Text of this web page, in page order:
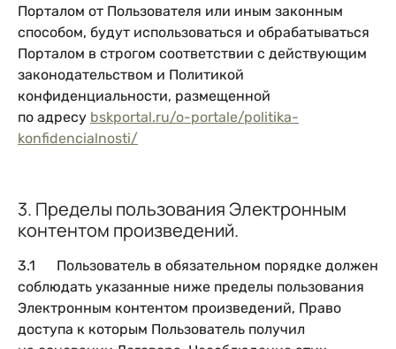
Порталом от Пользователя или иным законным
способом, будут использоваться и обрабатываться
Порталом в строгом соответствии с действующим
законодательством и Политикой
конфиденциальности, размещенной
по адресу bskportal.ru/o-portale/politika-
konfidencialnosti/
3. Пределы пользования Электронным
контентом произведений.
3.1 Пользователь в обязательном порядке должен
соблюдать указанные ниже пределы пользования
Электронным контентом произведений, Право
доступа к которым Пользователь получил